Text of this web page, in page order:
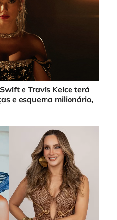
e Travis Kelce terá
e esquema milionário,